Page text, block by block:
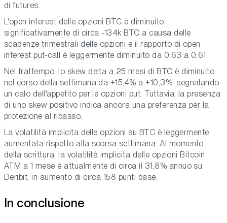
di futures.
L'open interest delle opzioni BTC è diminuito
significativamente di circa -134k BTC a causa delle
scadenze trimestrali delle opzioni e il rapporto di open
interest put-call è leggermente diminuito da 0,63 a 0,61.
Nel frattempo, lo skew delta a 25 mesi di BTC è diminuito
nel corso della settimana da +15,4% a +10,3%, segnalando
un calo dell'appetito per le opzioni put. Tuttavia, la presenza
di uno skew positivo indica ancora una preferenza per la
protezione al ribasso.
La volatilità implicita delle opzioni su BTC è leggermente
aumentata rispetto alla scorsa settimana. Al momento
della scrittura, la volatilità implicita delle opzioni Bitcoin
ATM a 1 mese è attualmente di circa il 31,8% annuo su
Deribit, in aumento di circa 158 punti base.
In conclusione